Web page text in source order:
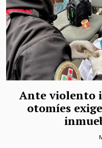
Ante violento
otomíes